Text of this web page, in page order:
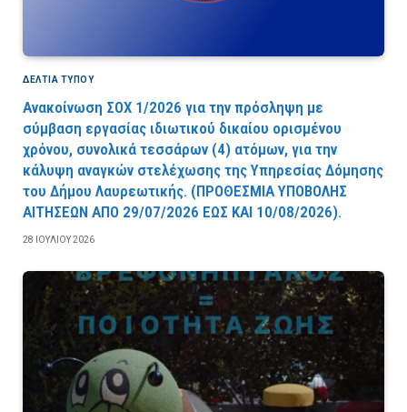
ΔΕΛΤΙΑ ΤΥΠΟΥ
Ανακοίνωση ΣΟΧ 1/2026 για την πρόσληψη με
σύμβαση εργασίας ιδιωτικού δικαίου ορισμένου
χρόνου, συνολικά τεσσάρων (4) ατόμων, για την
κάλυψη αναγκών στελέχωσης της Υπηρεσίας Δόμησης
του Δήμου Λαυρεωτικής. (ΠPOΘEΣMIA YΠOBOΛHΣ
AITHΣEΩN AΠO 29/07/2026 EΩΣ KAI 10/08/2026).
28 ΙΟΥΛΊΟΥ 2026